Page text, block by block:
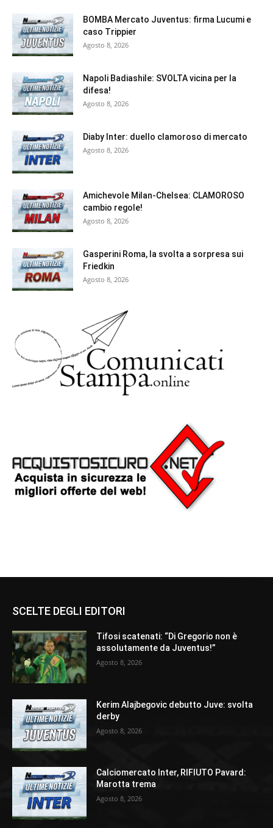
BOMBA Mercato Juventus: firma Lucumi e
caso Trippier
Agosto 8, 2026
Napoli Badiashile: SVOLTA vicina per la
difesa!
Agosto 8, 2026
Diaby Inter: duello clamoroso di mercato
Agosto 8, 2026
Amichevole Milan-Chelsea: CLAMOROSO
cambio regole!
Agosto 8, 2026
Gasperini Roma, la svolta a sorpresa sui
Friedkin
Agosto 8, 2026
SCELTE DEGLI EDITORI
Tifosi scatenati: “Di Gregorio non è
assolutamente da Juventus!”
Agosto 8, 2026
Kerim Alajbegovic debutto Juve: svolta
derby
Agosto 8, 2026
Calciomercato Inter, RIFIUTO Pavard:
Marotta trema
Agosto 8, 2026